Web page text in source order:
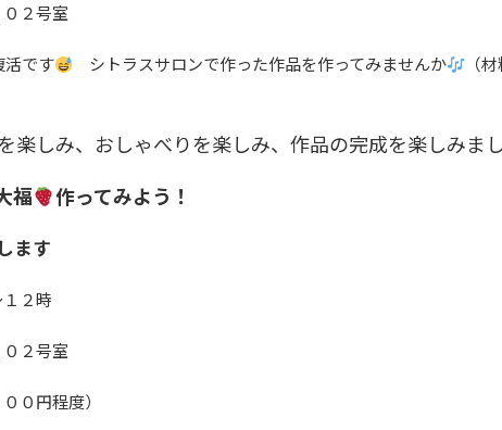
２号室
活です シトラスサロンで作った作品を作ってみませんか
（
楽しみ、おしゃべりを楽しみ、作品の完成を楽しみま
福
作ってみよう！
ます
２時
２号室
０円程度）